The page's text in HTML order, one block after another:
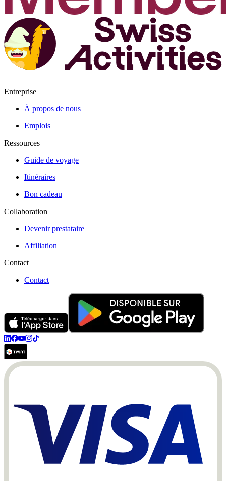
Entreprise
À propos de nous
Emplois
Ressources
Guide de voyage
Itinéraires
Bon cadeau
Collaboration
Devenir prestataire
Affiliation
Contact
Contact